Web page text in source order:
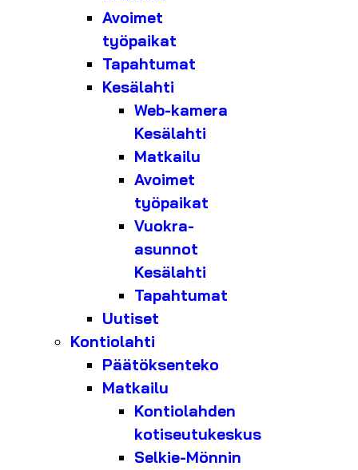
Avoimet
työpaikat
Tapahtumat
Kesälahti
Web-kamera
Kesälahti
Matkailu
Avoimet
työpaikat
Vuokra-
asunnot
Kesälahti
Tapahtumat
Uutiset
Kontiolahti
Päätöksenteko
Matkailu
Kontiolahden
kotiseutukeskus
Selkie-Mönnin